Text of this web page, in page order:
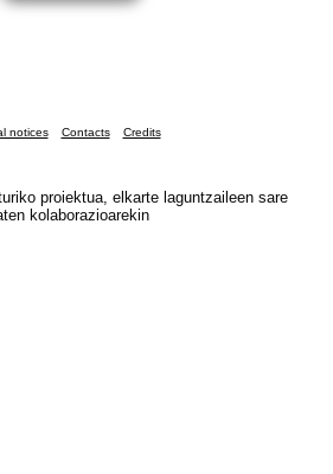
notices Contacts Credits
proiektua, elkarte laguntzaileen sare
kolaborazioarekin